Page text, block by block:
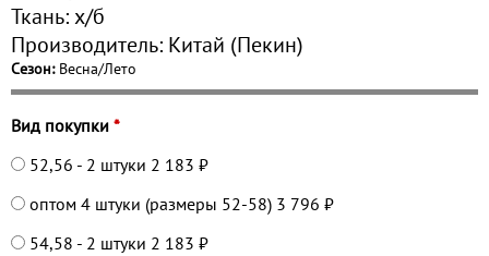
Ткань:х/б
Производитель: Китай (Пекин)
Сезон: Весна/Лето
Вид покупки *
52,56 - 2 штуки 2 183 ₽
оптом 4 штуки (размеры 52-58) 3 796 ₽
54,58 - 2 штуки 2 183 ₽